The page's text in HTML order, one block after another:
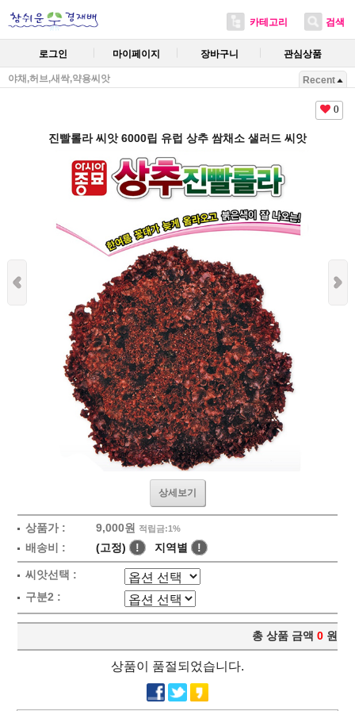
카테고리 검색
로그인 마이페이지 장바구니 관심상품
야채,허브,새싹,약용씨앗 Recent
0
진빨롤라 씨앗 6000립 유럽 상추 쌈채소 샐러드 씨앗
상세보기
상품가 : 9,000원 적립금:1%
배송비 : (고정) ! 지역별 !
씨앗선택 :
구분2 :
총 상품 금액 0 원
상품이 품절되었습니다.